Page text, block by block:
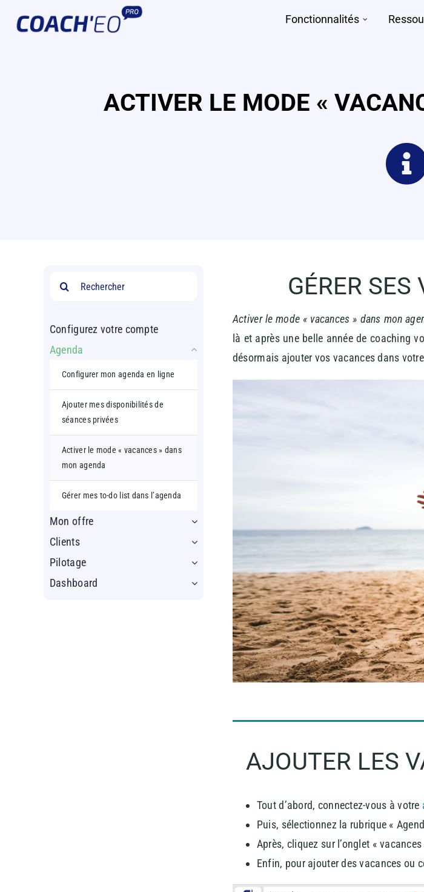
Fonctionnalités
ACTIVER LE MODE «
Rechercher:
Configurez votre compte
Agenda
Configurer mon agenda en ligne
Ajouter mes disponibilités de
séances privées
Activer le mode « vacances » dans
mon agenda
Gérer mes to-do list dans l’agenda
Mon offre
Clients
Pilotage
Dashboard
GÉRER SES
Activer le mode « vacances » dans mon
là et après une belle année de coaching
désormais ajouter vos vacances dans
AJOUTER LES
Tout d’abord, connectez-vous à votre
Puis, sélectionnez la rubrique «
Après, cliquez sur l’onglet «
Enfin, pour ajouter des vacances ou